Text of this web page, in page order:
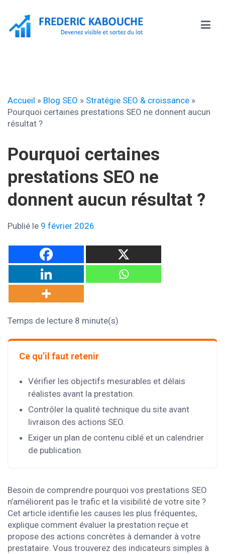
contenu
Accueil » Blog SEO » Stratégie SEO & croissance »
Pourquoi certaines prestations SEO ne donnent aucun
résultat ?
Pourquoi certaines
prestations SEO ne
donnent aucun résultat ?
Publié le 9 février 2026
Temps de lecture 8 minute(s)
Ce qu’il faut retenir
Vérifier les objectifs mesurables et délais
réalistes avant la prestation.
Contrôler la qualité technique du site avant
livraison des actions SEO.
Exiger un plan de contenu ciblé et un calendrier
de publication.
Besoin de comprendre pourquoi vos prestations SEO
n’améliorent pas le trafic et la visibilité de votre site ?
Cet article identifie les causes les plus fréquentes,
explique comment évaluer la prestation reçue et
propose des actions concrètes à demander à votre
prestataire. Vous trouverez des indicateurs simples à